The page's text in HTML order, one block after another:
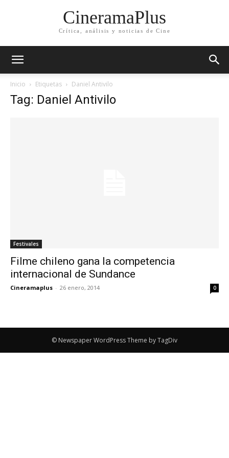
CineramaPlus
Crítica, análisis y noticias de Cine
Inicio Etiquetas Daniel Antivilo
Tag: Daniel Antivilo
Festivales
Filme chileno gana la competencia
internacional de Sundance
Cineramaplus - 26 enero, 2014 0
© Newspaper WordPress Theme by TagDiv